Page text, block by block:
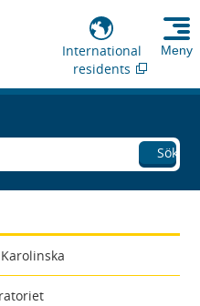
International
residents
Meny
Sök